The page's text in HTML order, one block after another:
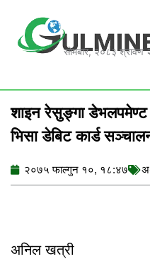
content
सोमबार, २०८३ श्रावण
शाइन रेसुङ्गा डेभलपमेण्ट
भिसा डेबिट कार्ड
२०७५ फाल्गुन १०, १८:४७
अनिल खत्री